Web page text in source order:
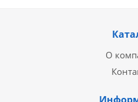
О